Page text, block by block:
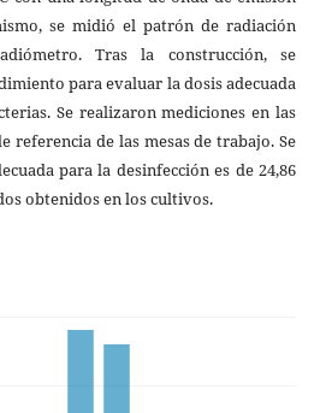
se midió el patrón de radiación
Tras la construcción, se
para evaluar la dosis adecuada
Se realizaron mediciones en las
referencia de las mesas de trabajo. Se
para la desinfección es de 24,86
obtenidos en los cultivos.